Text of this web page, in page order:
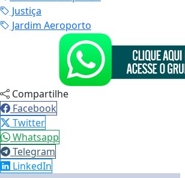
Justiça
Jardim Aeroporto
Compartilhe
Facebook
Twitter
Whatsapp
Telegram
LinkedIn